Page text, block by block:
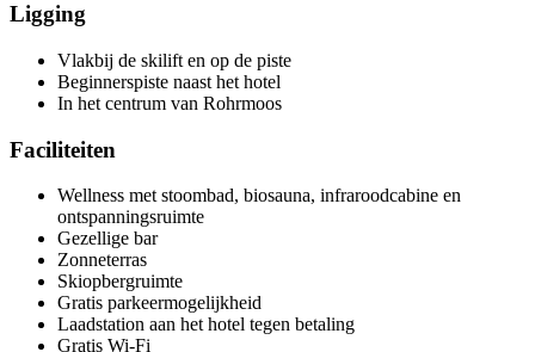
Ligging
Vlakbij de skilift en op de piste
Beginnerspiste naast het hotel
In het centrum van Rohrmoos
Faciliteiten
Wellness met stoombad, biosauna, infraroodcabine en
ontspanningsruimte
Gezellige bar
Zonneterras
Skiopbergruimte
Gratis parkeermogelijkheid
Laadstation aan het hotel tegen betaling
Gratis Wi-Fi